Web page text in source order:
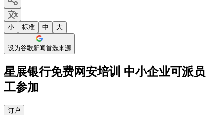
小 标准 中 大
设为谷歌新闻首选来源
星展银行免费网安培训 中小企业可派员
工参加
订户